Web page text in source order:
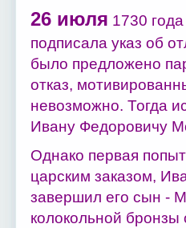
26 июля 1730
подписала указ об
было предложено
отказ,
невозможно. Тогда
Ивану Федоровичу
Однако первая
царским заказом,
завершил его сын -
колокольной бронзы